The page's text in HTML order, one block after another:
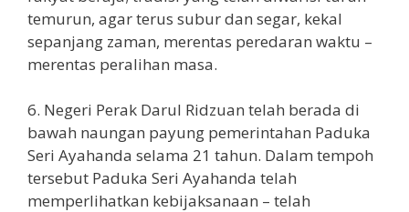
temurun, agar terus subur dan segar, kekal
sepanjang zaman, merentas peredaran waktu –
merentas peralihan masa.
6. Negeri Perak Darul Ridzuan telah berada di
bawah naungan payung pemerintahan Paduka
Seri Ayahanda selama 21 tahun. Dalam tempoh
tersebut Paduka Seri Ayahanda telah
memperlihatkan kebijaksanaan – telah